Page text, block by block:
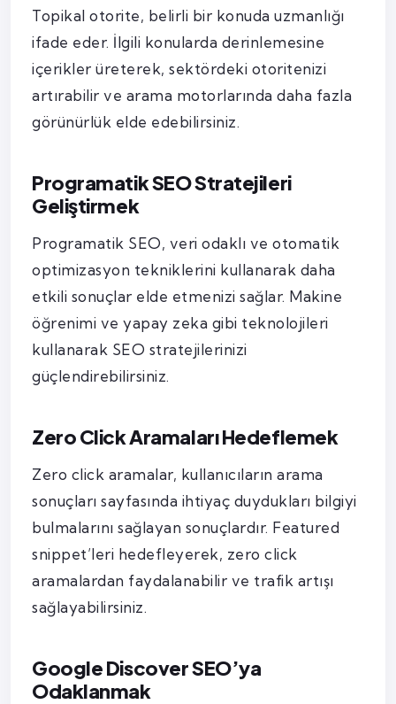
Topikal otorite, belirli bir konuda uzmanlığı
ifade eder. İlgili konularda derinlemesine
içerikler üreterek, sektördeki otoritenizi
artırabilir ve arama motorlarında daha fazla
görünürlük elde edebilirsiniz.
Programatik SEO Stratejileri
Geliştirmek
Programatik SEO, veri odaklı ve otomatik
optimizasyon tekniklerini kullanarak daha
etkili sonuçlar elde etmenizi sağlar. Makine
öğrenimi ve yapay zeka gibi teknolojileri
kullanarak SEO stratejilerinizi
güçlendirebilirsiniz.
Zero Click Aramaları Hedeflemek
Zero click aramalar, kullanıcıların arama
sonuçları sayfasında ihtiyaç duydukları bilgiyi
bulmalarını sağlayan sonuçlardır. Featured
snippet’leri hedefleyerek, zero click
aramalardan faydalanabilir ve trafik artışı
sağlayabilirsiniz.
Google Discover SEO’ya
Odaklanmak